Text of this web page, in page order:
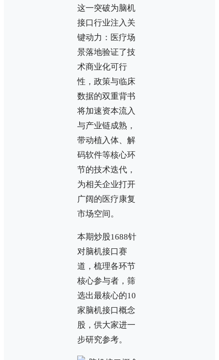
这一突破为脑机
接口行业注入关
键动力：医疗场
景落地验证了技
术商业化可行
性，政策与临床
数据的双重背书
将加速资本流入
与产业链成熟，
带动植入体、解
码软件等核心环
节的技术迭代，
为相关企业打开
广阔的医疗康复
市场空间。
本期炒股1688针
对脑机接口赛
道，梳理各环节
核心参与者，筛
选出最核心的10
家脑机接口概念
股，供大家进一
步研究参考。